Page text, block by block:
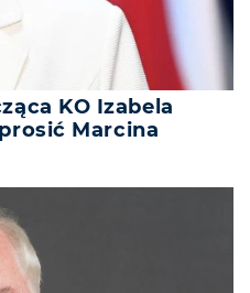
KO Izabela
Marcina